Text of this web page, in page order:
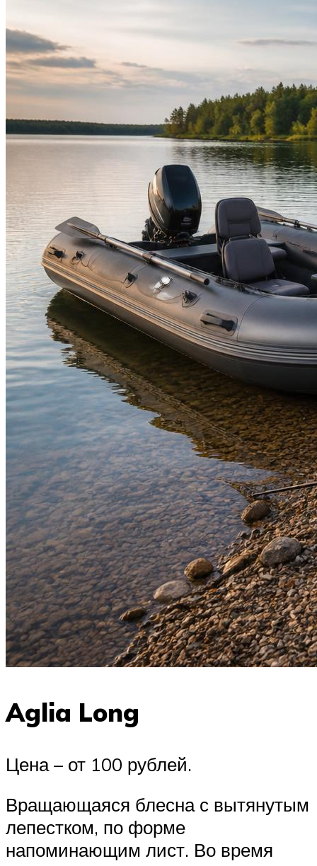
Aglia Long
Цена – от 100 рублей.
Вращающаяся блесна с вытянутым
лепестком, по форме
напоминающим лист. Во время